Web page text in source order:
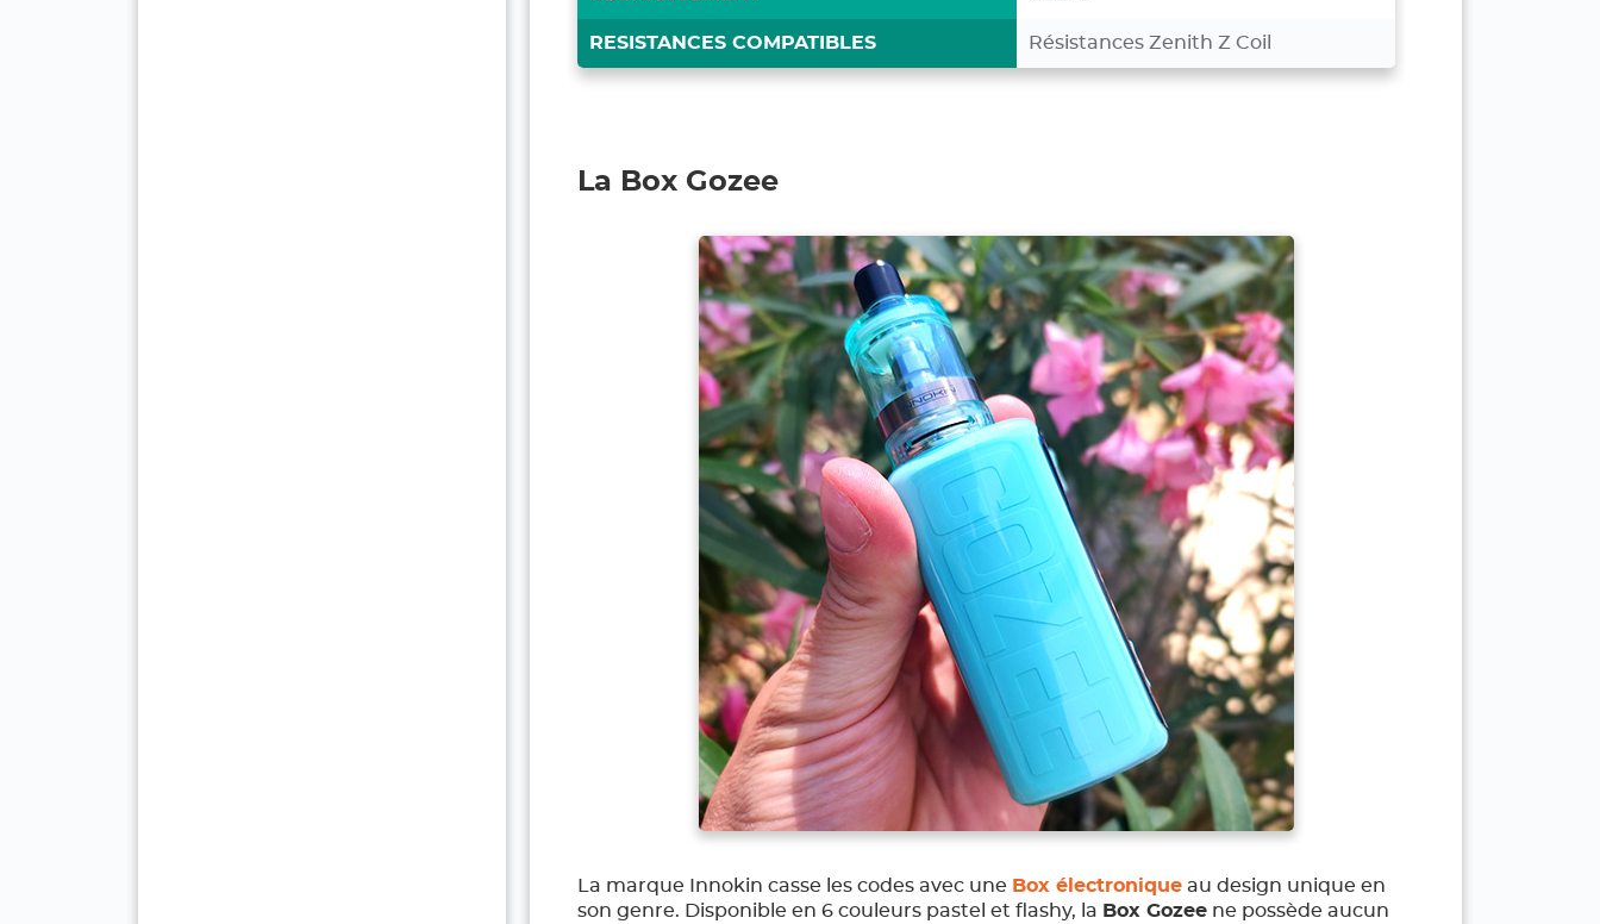
RESISTANCES COMPATIBLES Résistances Zenith Z Coil
La Box Gozee
La marque Innokin casse les codes avec une Box électroniqueau design unique en
son genre. Disponible en 6 couleurs pastel et flashy, la Box Gozeene possède aucun